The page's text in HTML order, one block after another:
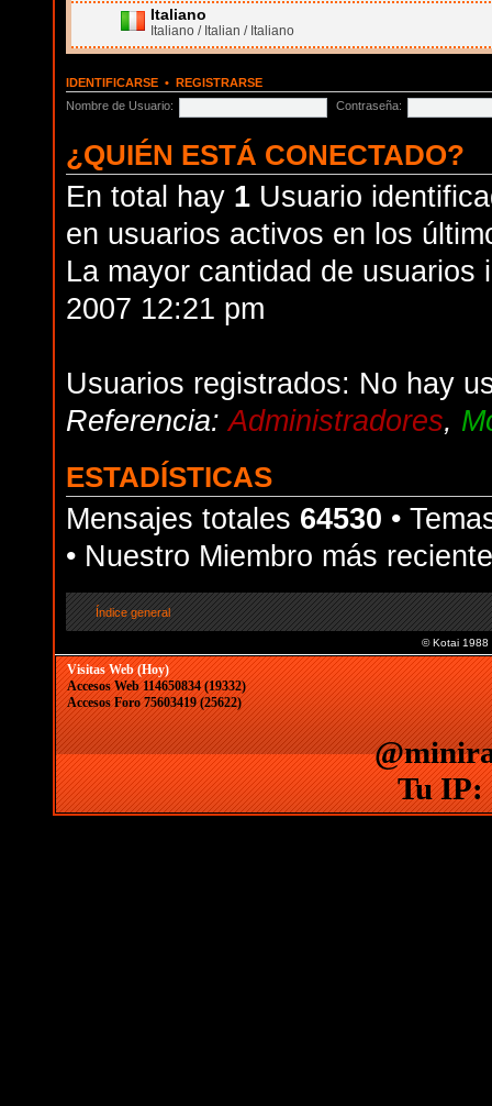
Italiano
Italiano / Italian / Italiano
IDENTIFICARSE • REGISTRARSE
Nombre de Usuario:
Contraseña:
¿QUIÉN ESTÁ CONECTADO?
En total hay 1 Usuario
en usuarios activos en los
La mayor cantidad de
2007 12:21 pm
Usuarios registrados: No hay
Referencia:Administradores,
ESTADÍSTICAS
Mensajes totales 64530 •
• Nuestro Miembro más
Índice general
© Kotai 1988
Visitas Web (Hoy)
Accesos Web 114650834 (19332)
Accesos Foro 75603419 (25622)
Tu IP: